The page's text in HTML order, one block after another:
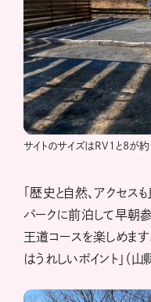
サイトのサイズはRV1と8
「歴史と自然、アクセス
パークに前泊して早朝
王道コースを楽しめま
はうれしいポイント」（山